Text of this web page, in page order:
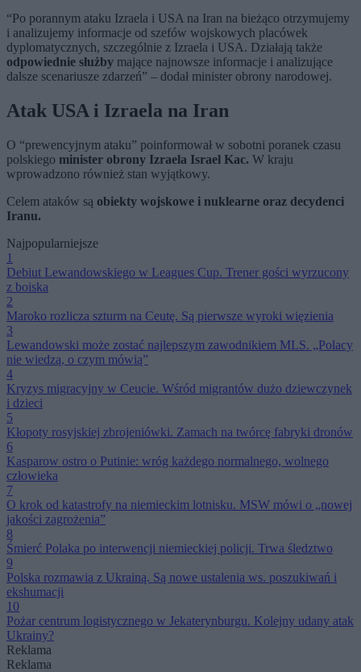
“Po porannym ataku Izraela i USA na Iran na bieżąco otrzymujemy
i analizujemy informacje od szefów wojskowych placówek
dyplomatycznych, szczególnie z Izraela i USA. Działają także
odpowiednie służby mające najnowsze informacje i analizujące
dalsze scenariusze zdarzeń” – dodał minister obrony narodowej.
Atak USA i Izraela na Iran
O “prewencyjnym ataku” poinformował w sobotni poranek czasu
polskiego minister obrony Izraela Israel Kac. W kraju
wprowadzono również stan wyjątkowy.
Celem ataków są obiekty wojskowe i nuklearne oraz decydenci
Iranu.
Najpopularniejsze
1
Debiut Lewandowskiego w Leagues Cup. Trener gości wyrzucony
z boiska
2
Maroko rozlicza szturm na Ceutę. Są pierwsze wyroki więzienia
3
Lewandowski może zostać najlepszym zawodnikiem MLS. „Polacy
nie wiedzą, o czym mówią”
4
Kryzys migracyjny w Ceucie. Wśród migrantów dużo dziewczynek
i dzieci
5
Kłopoty rosyjskiej zbrojeniówki. Zamach na twórcę fabryki dronów
6
Kasparow ostro o Putinie: wróg każdego normalnego, wolnego
człowieka
7
O krok od katastrofy na niemieckim lotnisku. MSW mówi o „nowej
jakości zagrożenia”
8
Śmierć Polaka po interwencji niemieckiej policji. Trwa śledztwo
9
Polska rozmawia z Ukrainą. Są nowe ustalenia ws. poszukiwań i
ekshumacji
10
Pożar centrum logistycznego w Jekaterynburgu. Kolejny udany atak
Ukrainy?
Reklama
Reklama